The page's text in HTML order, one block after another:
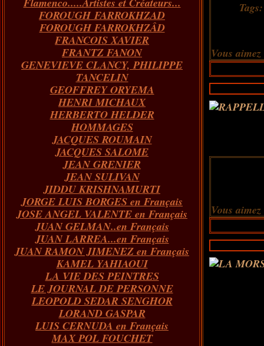
FOROUGH FARROKHZAD
FOROUGH FARROKHZÂD
FRANCOIS XAVIER
FRANTZ FANON
GENEVIEVE CLANCY, PHILIPPE
TANCELIN
GEOFFREY ORYEMA
HENRI MICHAUX
HERBERTO HELDER
HOMMAGES
JACQUES ROUMAIN
JACQUES SALOME
JEAN GRENIER
JEAN SULIVAN
JIDDU KRISHNAMURTI
JORGE LUIS BORGES en Français
JOSE ANGEL VALENTE en Français
JUAN GELMAN..en Français
JUAN LARREA...en Français
JUAN RAMON JIMENEZ en Français
KAMEL YAHIAOUI
LA VIE DES PEINTRES
LE JOURNAL DE PERSONNE
LEOPOLD SEDAR SENGHOR
LORAND GASPAR
LUIS CERNUDA en Français
MAX POL FOUCHET
Tags:
Vous aimez
Vous aimez